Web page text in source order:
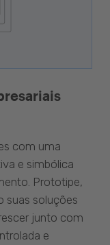
com uma
e simbólica
Prototipe,
suas soluções
junto com
e